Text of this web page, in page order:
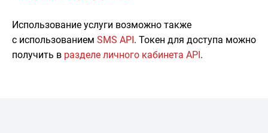
Использование услуги возможно также
с использованием SMS API. Токен для доступа можно
получить в разделе личного кабинета API.